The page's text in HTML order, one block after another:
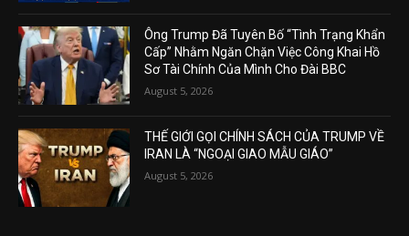
Ông Trump Đã Tuyên Bố “Tình Trạng Khẩn
Cấp” Nhằm Ngăn Chặn Việc Công Khai Hồ
Sơ Tài Chính Của Mình Cho Đài BBC
August 5, 2026
THẾ GIỚI GỌI CHÍNH SÁCH CỦA TRUMP VỀ
IRAN LÀ “NGOẠI GIAO MẪU GIÁO”
August 5, 2026